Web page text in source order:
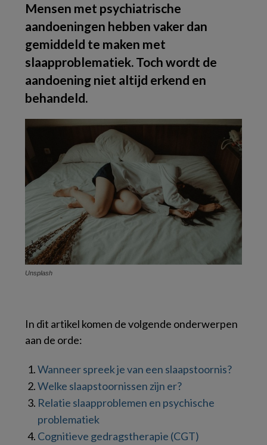
Mensen met psychiatrische
aandoeningen hebben vaker dan
gemiddeld te maken met
slaapproblematiek. Toch wordt de
aandoening niet altijd erkend en
behandeld.
Unsplash
In dit artikel komen de volgende onderwerpen
aan de orde:
Wanneer spreek je van een slaapstoornis?
Welke slaapstoornissen zijn er?
Relatie slaapproblemen en psychische
problematiek
Cognitieve gedragstherapie (CGT)